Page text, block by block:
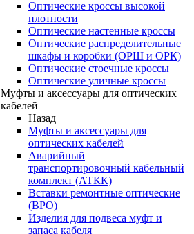
Оптические кроссы высокой
плотности
Оптические настенные кроссы
Оптические распределительные
шкафы и коробки (ОРШ и ОРК)
Оптические стоечные кроссы
Оптические уличные кроссы
Муфты и аксессуары для оптических
кабелей
Назад
Муфты и аксессуары для
оптических кабелей
Аварийный
транспортировочный кабельный
комплект (АТКК)
Вставки ремонтные оптические
(ВРО)
Изделия для подвеса муфт и
запаса кабеля